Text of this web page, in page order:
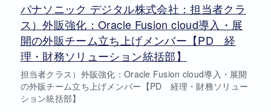
パナソニック デジタル株式会社：担当者クラ
ス）外販強化：Oracle Fusion cloud導入・展
開の外販チーム立ち上げメンバー【PD 経
理・財務ソリューション統括部】
担当者クラス）外販強化：Oracle Fusion cloud導入・展開
の外販チーム立ち上げメンバー【PD 経理・財務ソリュー
ション統括部】